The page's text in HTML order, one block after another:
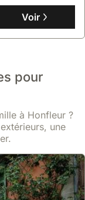
Voir
pour
à Honfleur ?
une